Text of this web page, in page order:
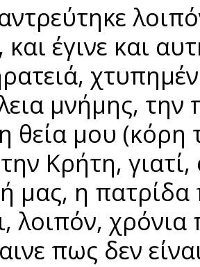
έγινε και
μνήμης, την
θεία μου
Κρήτη,
μας, η
λοιπόν,
πως δεν